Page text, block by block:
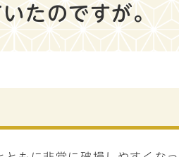
たのですが。